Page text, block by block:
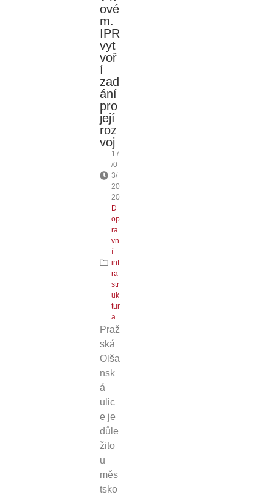
ové
m.
IPR
vyt
voř
í
zad
ání
pro
její
roz
voj
17
/0
3/
20
20
D
op
ra
vn
í
inf
ra
str
uk
tur
a
Praž
ská
Olša
nsk
á
ulic
e je
důle
žito
u
měs
tsko